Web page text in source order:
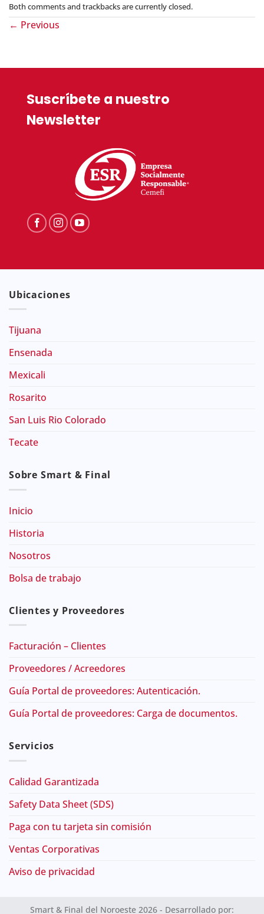
Both comments and trackbacks are currently closed.
← Previous
Suscríbete a nuestro
Newsletter
Ubicaciones
Tijuana
Ensenada
Mexicali
Rosarito
San Luis Rio Colorado
Tecate
Sobre Smart & Final
Inicio
Historia
Nosotros
Bolsa de trabajo
Clientes y Proveedores
Facturación – Clientes
Proveedores / Acreedores
Guía Portal de proveedores: Autenticación.
Guía Portal de proveedores: Carga de documentos.
Servicios
Calidad Garantizada
Safety Data Sheet (SDS)
Paga con tu tarjeta sin comisión
Ventas Corporativas
Aviso de privacidad
Smart & Final del Noroeste 2026 - Desarrollado por: